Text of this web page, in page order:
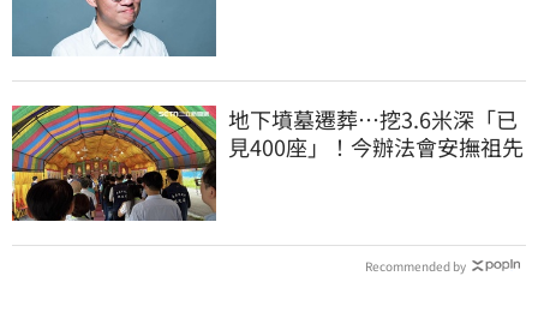
地下墳墓遷葬…挖3.6米深「已
見400座」！今辦法會安撫祖先
Recommended by